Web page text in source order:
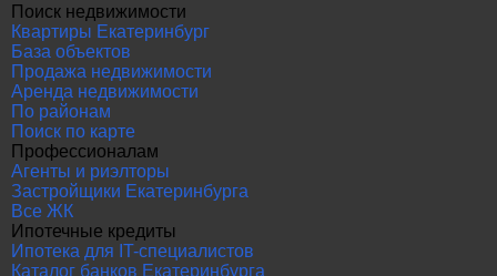
Поиск недвижимости
Квартиры Екатеринбург
База объектов
Продажа недвижимости
Аренда недвижимости
По районам
Поиск по карте
Профессионалам
Агенты и риэлторы
Застройщики Екатеринбурга
Все ЖК
Ипотечные кредиты
Ипотека для IT-специалистов
Каталог банков Екатеринбурга